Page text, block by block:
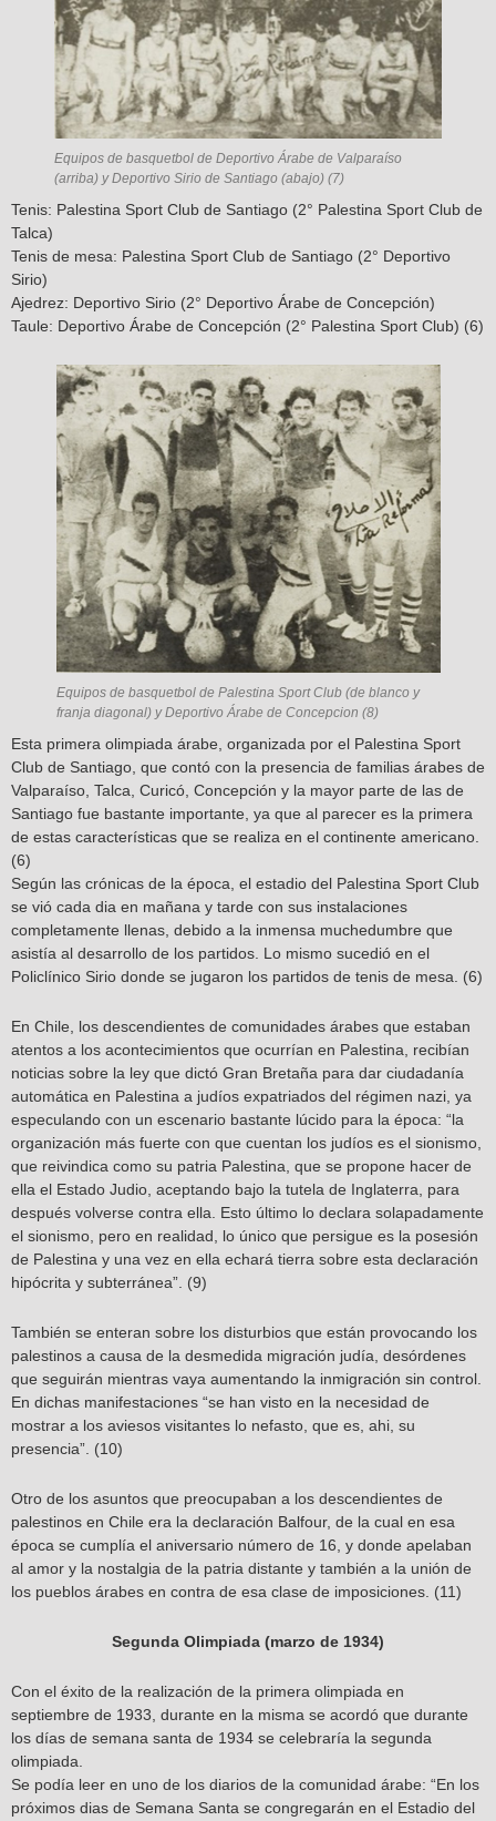
Equipos de basquetbol de Deportivo Árabe de Valparaíso
(arriba) y Deportivo Sirio de Santiago (abajo) (7)
Tenis: Palestina Sport Club de Santiago (2° Palestina Sport Club de
Talca)
Tenis de mesa: Palestina Sport Club de Santiago (2° Deportivo
Sirio)
Ajedrez: Deportivo Sirio (2° Deportivo Árabe de Concepción)
Taule: Deportivo Árabe de Concepción (2° Palestina Sport Club) (6)
Equipos de basquetbol de Palestina Sport Club (de blanco y
franja diagonal) y Deportivo Árabe de Concepcion (8)
Esta primera olimpiada árabe, organizada por el Palestina Sport
Club de Santiago, que contó con la presencia de familias árabes de
Valparaíso, Talca, Curicó, Concepción y la mayor parte de las de
Santiago fue bastante importante, ya que al parecer es la primera
de estas características que se realiza en el continente americano.
(6)
Según las crónicas de la época, el estadio del Palestina Sport Club
se vió cada dia en mañana y tarde con sus instalaciones
completamente llenas, debido a la inmensa muchedumbre que
asistía al desarrollo de los partidos. Lo mismo sucedió en el
Policlínico Sirio donde se jugaron los partidos de tenis de mesa. (6)
En Chile, los descendientes de comunidades árabes que estaban
atentos a los acontecimientos que ocurrían en Palestina, recibían
noticias sobre la ley que dictó Gran Bretaña para dar ciudadanía
automática en Palestina a judíos expatriados del régimen nazi, ya
especulando con un escenario bastante lúcido para la época: “la
organización más fuerte con que cuentan los judíos es el sionismo,
que reivindica como su patria Palestina, que se propone hacer de
ella el Estado Judio, aceptando bajo la tutela de Inglaterra, para
después volverse contra ella. Esto último lo declara solapadamente
el sionismo, pero en realidad, lo único que persigue es la posesión
de Palestina y una vez en ella echará tierra sobre esta declaración
hipócrita y subterránea”. (9)
También se enteran sobre los disturbios que están provocando los
palestinos a causa de la desmedida migración judía, desórdenes
que seguirán mientras vaya aumentando la inmigración sin control.
En dichas manifestaciones “se han visto en la necesidad de
mostrar a los aviesos visitantes lo nefasto, que es, ahi, su
presencia”. (10)
Otro de los asuntos que preocupaban a los descendientes de
palestinos en Chile era la declaración Balfour, de la cual en esa
época se cumplía el aniversario número de 16, y donde apelaban
al amor y la nostalgia de la patria distante y también a la unión de
los pueblos árabes en contra de esa clase de imposiciones. (11)
Segunda Olimpiada (marzo de 1934)
Con el éxito de la realización de la primera olimpiada en
septiembre de 1933, durante en la misma se acordó que durante
los días de semana santa de 1934 se celebraría la segunda
olimpiada.
Se podía leer en uno de los diarios de la comunidad árabe: “En los
próximos dias de Semana Santa se congregarán en el Estadio del